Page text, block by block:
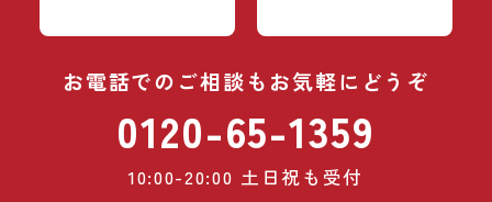
お電話でのご相談もお気軽にどうぞ
0120-65-1359
10:00-20:00 土日祝も受付